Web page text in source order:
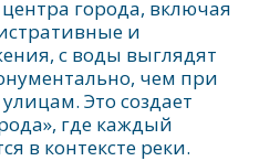
города, включая
и
с воды выглядят
чем при
Это создает
где каждый
в контексте реки.